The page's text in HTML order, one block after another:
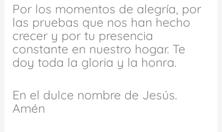
Por los momentos de alegría, por
las pruebas que nos han hecho
crecer y por tu presencia
constante en nuestro hogar. Te
doy toda la gloria y la honra.
En el dulce nombre de Jesús.
Amén